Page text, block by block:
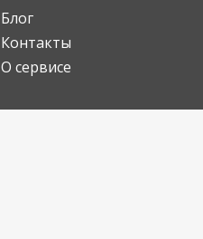
Блог
Контакты
О сервисе